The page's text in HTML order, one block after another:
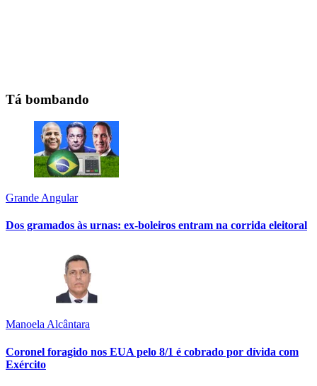
Tá bombando
Grande Angular
Dos gramados às urnas: ex-boleiros entram na corrida eleitoral
Manoela Alcântara
Coronel foragido nos EUA pelo 8/1 é cobrado por dívida com
Exército